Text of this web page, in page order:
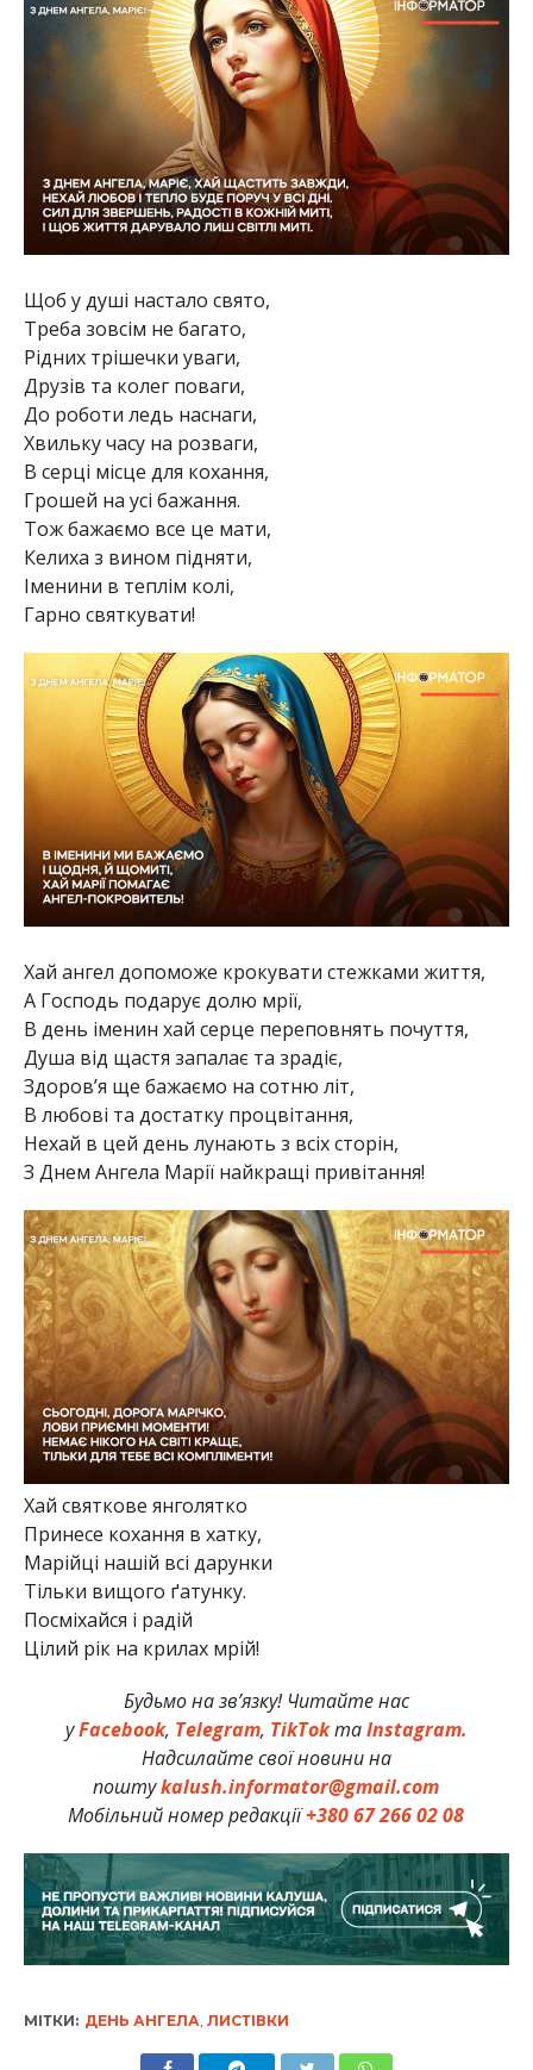
Щоб у душі настало свято,
Треба зовсім не багато,
Рідних трішечки уваги,
Друзів та колег поваги,
До роботи ледь наснаги,
Хвильку часу на розваги,
В серці місце для кохання,
Грошей на усі бажання.
Тож бажаємо все це мати,
Келиха з вином підняти,
Іменини в теплім колі,
Гарно святкувати!
Хай ангел допоможе крокувати стежками життя,
А Господь подарує долю мрії,
В день іменин хай серце переповнять почуття,
Душа від щастя запалає та зрадіє,
Здоров’я ще бажаємо на сотню літ,
В любові та достатку процвітання,
Нехай в цей день лунають з всіх сторін,
З Днем Ангела Марії найкращі привітання!
Хай святкове янголятко
Принесе кохання в хатку,
Марійці нашій всі дарунки
Тільки вищого ґатунку.
Посміхайся і радій
Цілий рік на крилах мрій!
Будьмо на зв’язку! Читайте нас
уFacebook, Telegram, TikTokтаInstagram.
Надсилайте свої новини на
поштуkalush.informator@gmail.com
Мобільний номер редакції+380 67 266 02 08
МІТКИ: ДЕНЬ АНГЕЛА ЛИСТІВКИ